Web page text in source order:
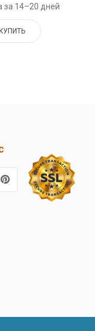
за 14–20 дней
КУПИТЬ